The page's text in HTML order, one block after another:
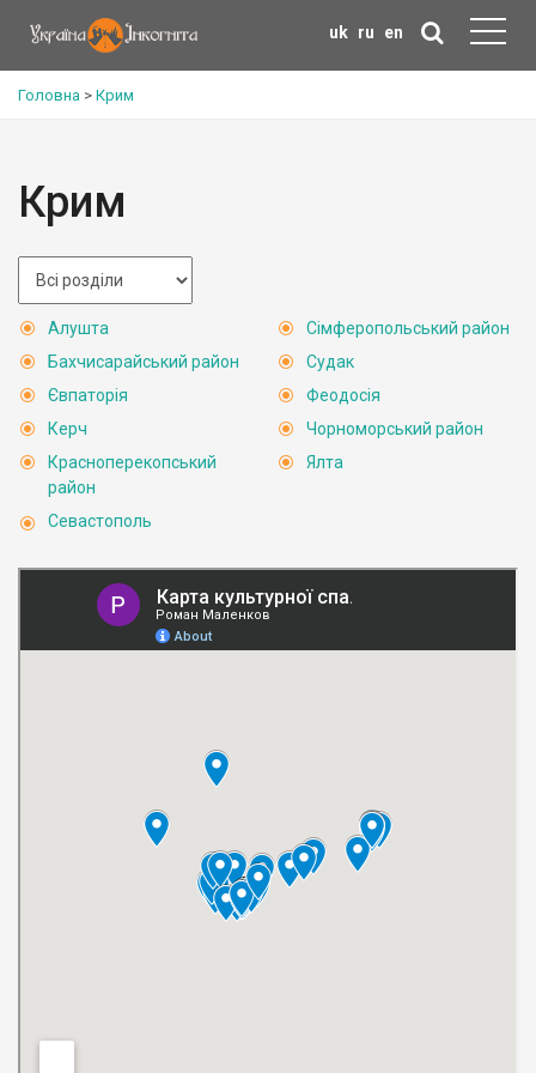
uk ru en
Головна > Крим
Крим
Алушта
Бахчисарайський район
Євпаторія
Керч
Красноперекопський
район
Севастополь
Сімферопольський район
Судак
Феодосія
Чорноморський район
Ялта